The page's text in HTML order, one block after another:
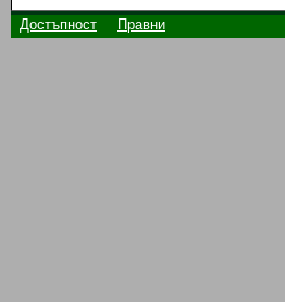
Достъпност Правни